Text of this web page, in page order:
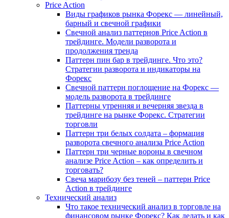
Price Action
Виды графиков рынка Форекс — линейный,
барный и свечной графики
Свечной анализ паттернов Price Action в
трейдинге. Модели разворота и
продолжения тренда
Паттерн пин бар в трейдинге. Что это?
Стратегии разворота и индикаторы на
Форекс
Свечной паттерн поглощение на Форекс —
модель разворота в трейдинге
Паттерны утренняя и вечерняя звезда в
трейдинге на рынке Форекс. Стратегии
торговли
Паттерн три белых солдата – формация
разворота свечного анализа Price Action
Паттерн три черные вороны в свечном
анализе Price Action – как определить и
торговать?
Свеча марибозу без теней – паттерн Price
Action в трейдинге
Технический анализ
Что такое технический анализ в торговле на
финансовом рынке Форекс? Как делать и как